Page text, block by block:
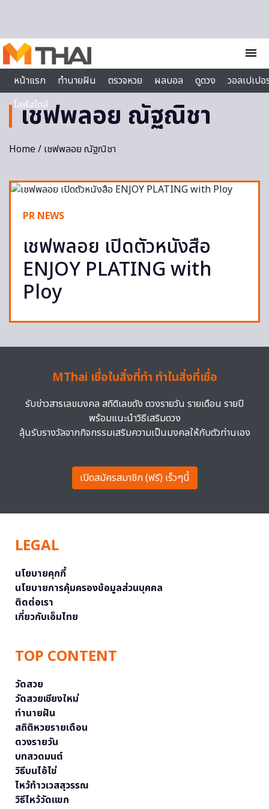
menu
หน้าแรก
ทำนายฝัน ตรวจหวย ผลบอล ดูดวง
วอลเปเป
ไลฟ์สไตล์
เชฟพลอย ณัฐณิชา
Home/ เชฟพลอย ณัฐณิชา
PR NEWS
เชฟพลอย เปิดตัวหนังสือ
ENJOY PLATING with
Ploy
MThai เชื่อในสิ่งที่ทำ ทำในสิ่งที่เชื่อ
รับข่าวสารเลขมงคล สถิติเลขดัง ดวงรายวัน รายเดือน รายปี
พร้อมแนะนำวิธีเสริมดวง
ลุ้นรับรางวัลจากกิจกรรมเสริมความเป็นมงคลให้กับตัวท่านเอง
เปิดสมัครสมาชิก (ฟรี) เร็วๆนี้
LEGAL
นโยบายคุกกี้
นโยบายการคุ้มครองข้อมูลส่วนบุคคล
ติดต่อเรา
เกี่ยวกับเอ็มไทย
TOP CONTENT
วัดสวย
วัดสวยเชียงใหม่
ทำนายฝัน
สถิติหวยรายเดือน
ดวงรายวัน
บทสวดมนต์
วิธีบนไอ้ไข่
ไหว้ท้าวเวสสุวรรณ
วิธีไหว้วัดแขก